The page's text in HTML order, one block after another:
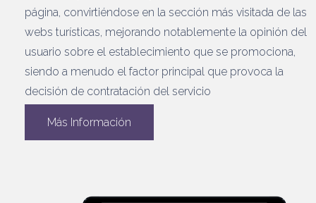
página, convirtiéndose en la sección más visitada de las
webs turísticas, mejorando notablemente la opinión del
usuario sobre el establecimiento que se promociona,
siendo a menudo el factor principal que provoca la
decisión de contratación del servicio
Más Información